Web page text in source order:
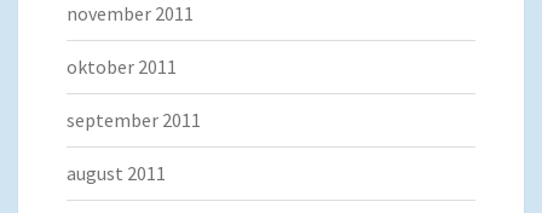
november 2011
oktober 2011
september 2011
august 2011